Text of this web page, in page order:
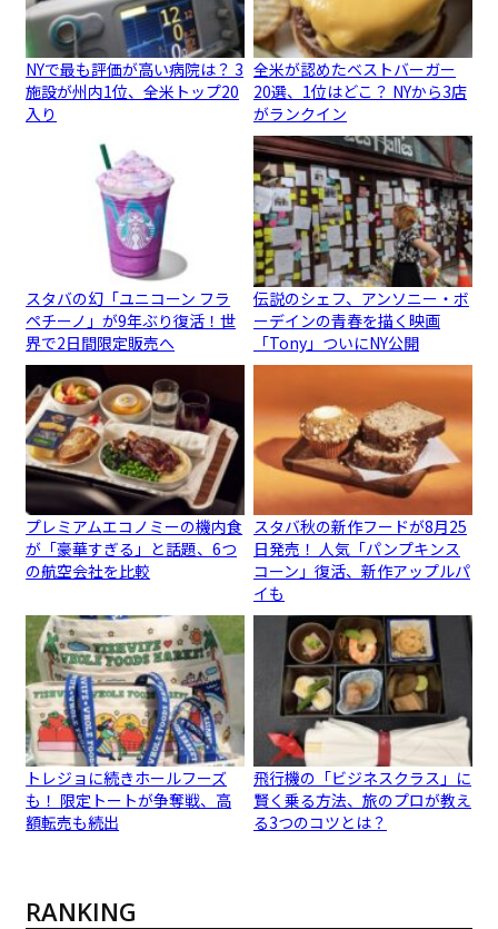
NYで最も評価が高い病院は？ 3
施設が州内1位、全米トップ20
入り
全米が認めたベストバーガー
20選、1位はどこ？ NYから3店
がランクイン
スタバの幻「ユニコーン フラ
ペチーノ」が9年ぶり復活！世
界で2日間限定販売へ
伝説のシェフ、アンソニー・ボ
ーデインの青春を描く映画
「Tony」ついにNY公開
プレミアムエコノミーの機内食
が「豪華すぎる」と話題、6つ
の航空会社を比較
スタバ秋の新作フードが8月25
日発売！ 人気「パンプキンス
コーン」復活、新作アップルパ
イも
トレジョに続きホールフーズ
も！ 限定トートが争奪戦、高
額転売も続出
飛行機の「ビジネスクラス」に
賢く乗る方法、旅のプロが教え
る3つのコツとは？
RANKING